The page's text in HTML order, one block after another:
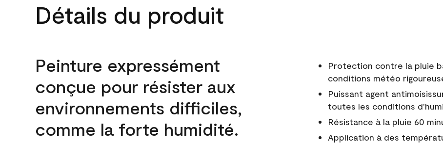
Détails du produit
Peinture expressément
conçue pour résister aux
environnements difficiles,
comme la forte humidité.
Protection contre la pluie
conditions météo
Puissant agent
toutes les conditions
Résistance à la pluie 60
Application à des